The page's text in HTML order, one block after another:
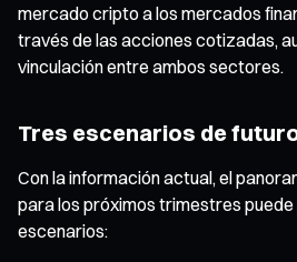
mercado cripto a los mercados
través de las acciones cotizadas,
vinculación entre ambos sectores.
Tres escenarios de
Con la información actual, el
para los próximos trimestres
escenarios: